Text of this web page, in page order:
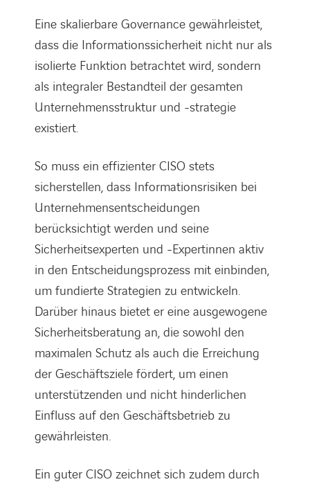
Eine skalierbare Governance gewährleistet,
dass die Informationssicherheit nicht nur als
isolierte Funktion betrachtet wird, sondern
als integraler Bestandteil der gesamten
Unternehmensstruktur und -strategie
existiert.
So muss ein effizienter CISO stets
sicherstellen, dass Informationsrisiken bei
Unternehmensentscheidungen
berücksichtigt werden und seine
Sicherheitsexperten und -Expertinnen aktiv
in den Entscheidungsprozess mit einbinden,
um fundierte Strategien zu entwickeln.
Darüber hinaus bietet er eine ausgewogene
Sicherheitsberatung an, die sowohl den
maximalen Schutz als auch die Erreichung
der Geschäftsziele fördert, um einen
unterstützenden und nicht hinderlichen
Einfluss auf den Geschäftsbetrieb zu
gewährleisten.
Ein guter CISO zeichnet sich zudem durch